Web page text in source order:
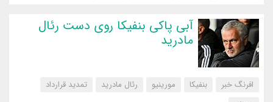
آبی پاکی بنفیکا روی دست رئال
مادرید
افرنگ خبر بنفیکا مورینیو رئال مادرید
تمدید قرارداد